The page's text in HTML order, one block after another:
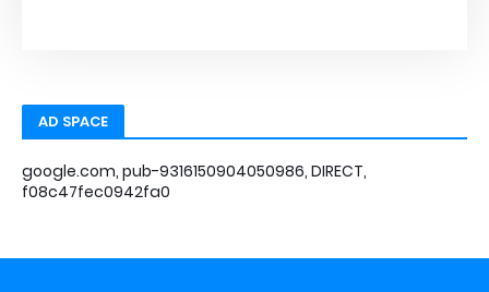
AD SPACE
google.com, pub-9316150904050986, DIRECT,
f08c47fec0942fa0